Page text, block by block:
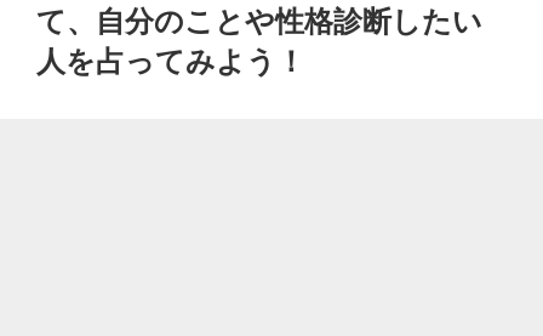
て、自分のことや性格診断したい
人を占ってみよう！